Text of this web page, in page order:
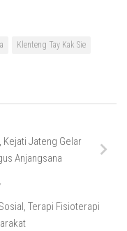
Klenteng Tay Kak Sie
Kejati Jateng Gelar
Anjangsana
Terapi Fisioterapi